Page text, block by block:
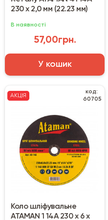
230 х 2,0 мм (22.23 мм)
В наявності
57,00грн.
У кошик
АКЦІЯ
код:
60705
Коло шліфувальне
ATAMAN 1 14А 230 х 6 х